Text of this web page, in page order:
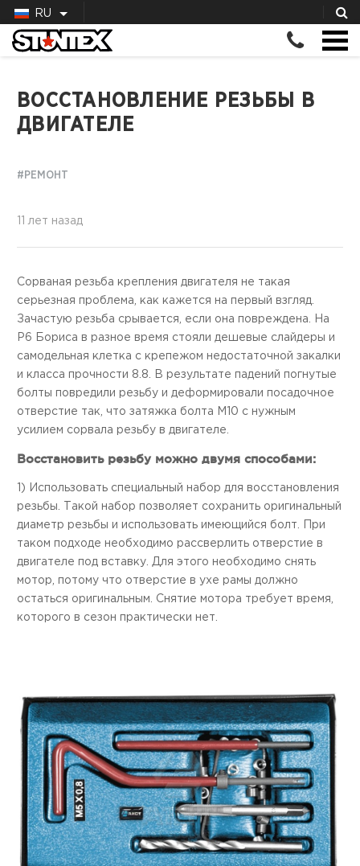
RU
ВОССТАНОВЛЕНИЕ РЕЗЬБЫ В
ДВИГАТЕЛЕ
#РЕМОНТ
11 лет назад
Сорваная резьба крепления двигателя не такая
серьезная проблема, как кажется на первый взгляд.
Зачастую резьба срывается, если она повреждена. На
Р6 Бориса в разное время стояли дешевые слайдеры и
самодельная клетка с крепежом недостаточной закалки
и класса прочности 8.8. В результате падений погнутые
болты повредили резьбу и деформировали посадочное
отверстие так, что затяжка болта М10 с нужным
усилием сорвала резьбу в двигателе.
Восстановить резьбу можно двумя способами:
1) Использовать специальный набор для восстановления
резьбы. Такой набор позволяет сохранить оригинальный
диаметр резьбы и использовать имеющийся болт. При
таком подходе необходимо рассверлить отверстие в
двигателе под вставку. Для этого необходимо снять
мотор, потому что отверстие в ухе рамы должно
остаться оригинальным. Снятие мотора требует время,
которого в сезон практически нет.